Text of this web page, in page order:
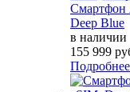
Смартфон
Deep Blue
в наличии
155 999
Подробнее